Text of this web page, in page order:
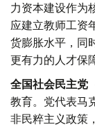
力资本建设作为
应建立教师工资
货膨胀水平，同
更有力的人才保
全国社会民主党
教育。党代表马
非民粹主义政策